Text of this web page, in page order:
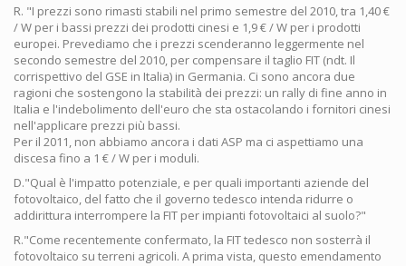
R. "I prezzi sono rimasti stabili nel primo semestre del 2010, tra 1,40 €
/ W per i bassi prezzi dei prodotti cinesi e 1,9 € / W per i prodotti
europei. Prevediamo che i prezzi scenderanno leggermente nel
secondo semestre del 2010, per compensare il taglio FIT (ndt. Il
corrispettivo del GSE in Italia) in Germania. Ci sono ancora due
ragioni che sostengono la stabilità dei prezzi: un rally di fine anno in
Italia e l'indebolimento dell'euro che sta ostacolando i fornitori cinesi
nell'applicare prezzi più bassi.
Per il 2011, non abbiamo ancora i dati ASP ma ci aspettiamo una
discesa fino a 1 € / W per i moduli.
D."Qual è l'impatto potenziale, e per quali importanti aziende del
fotovoltaico, del fatto che il governo tedesco intenda ridurre o
addirittura interrompere la FIT per impianti fotovoltaici al suolo?"
R."Come recentemente confermato, la FIT tedesco non sosterrà il
fotovoltaico su terreni agricoli. A prima vista, questo emendamento